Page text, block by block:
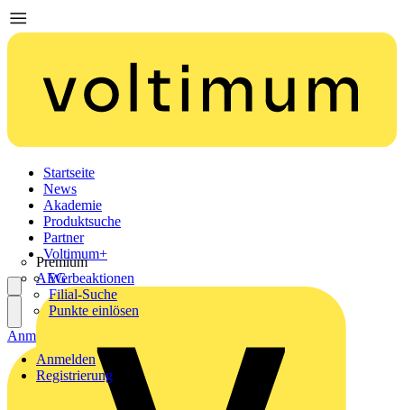
Startseite
News
Akademie
Produktsuche
Partner
Premium
AEG
Voltimum+
Werbeaktionen
Filial-Suche
Punkte einlösen
Anmelden
Registrierung
Anmelden